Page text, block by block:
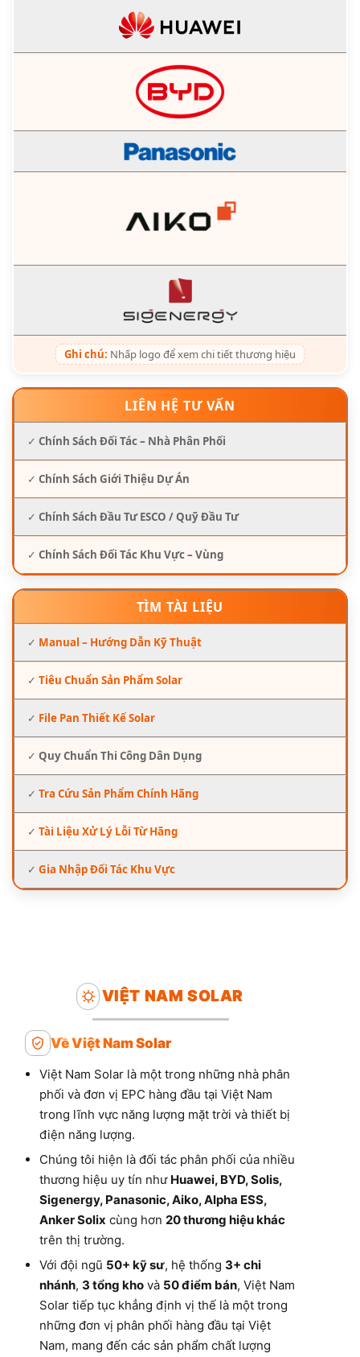
Ghi chú: Nhấp logo để xem chi tiết thương hiệu
LIÊN HỆ TƯ VẤN
✓ Chính Sách Đối Tác – Nhà Phân Phối
✓ Chính Sách Giới Thiệu Dự Án
✓ Chính Sách Đầu Tư ESCO / Quỹ Đầu Tư
✓ Chính Sách Đối Tác Khu Vực – Vùng
TÌM TÀI LIỆU
✓ Manual – Hướng Dẫn Kỹ Thuật
✓ Tiêu Chuẩn Sản Phẩm Solar
✓ File Pan Thiết Kế Solar
✓ Quy Chuẩn Thi Công Dân Dụng
✓ Tra Cứu Sản Phẩm Chính Hãng
✓ Tài Liệu Xử Lý Lỗi Từ Hãng
✓ Gia Nhập Đối Tác Khu Vực
VIỆT NAM SOLAR
Về Việt Nam Solar
Việt Nam Solar là một trong những nhà phân
phối và đơn vị EPC hàng đầu tại Việt Nam
trong lĩnh vực năng lượng mặt trời và thiết bị
điện năng lượng.
Chúng tôi hiện là đối tác phân phối của nhiều
thương hiệu uy tín như Huawei, BYD, Solis,
Sigenergy, Panasonic, Aiko, Alpha ESS,
Anker Solix cùng hơn 20 thương hiệu khác
trên thị trường.
Với đội ngũ 50+ kỹ sư, hệ thống 3+ chi
nhánh, 3 tổng kho và 50 điểm bán, Việt Nam
Solar tiếp tục khẳng định vị thế là một trong
những đơn vị phân phối hàng đầu tại Việt
Nam, mang đến các sản phẩm chất lượng